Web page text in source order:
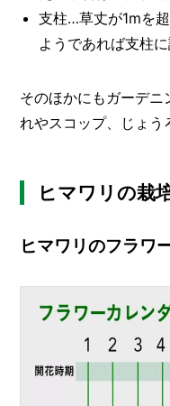
支柱…草丈が1mを
ようであれば支柱に
そのほかにもガーデニ
れやスコップ、じょう
ヒマワリの栽
ヒマワリのフラワ